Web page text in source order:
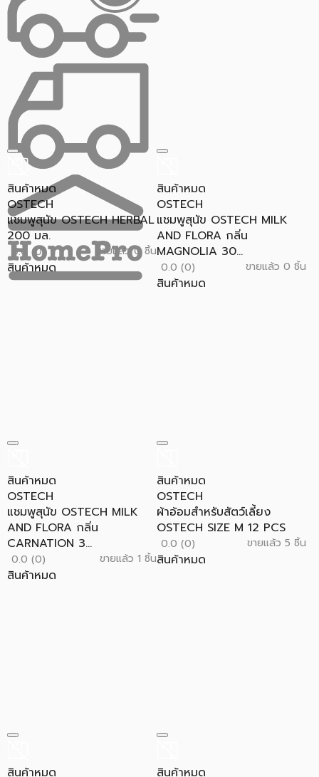
สินค้าหมด
OSTECH
แชมพูสุนัข OSTECH HERBAL
200 มล.
0.0 (0) ขายแล้ว 0 ชิ้น
สินค้าหมด
สินค้าหมด
OSTECH
แชมพูสุนัข OSTECH MILK
AND FLORA กลิ่น
MAGNOLIA 30...
0.0 (0) ขายแล้ว 0 ชิ้น
สินค้าหมด
สินค้าหมด
OSTECH
แชมพูสุนัข OSTECH MILK
AND FLORA กลิ่น
CARNATION 3...
0.0 (0) ขายแล้ว 1 ชิ้น
สินค้าหมด
สินค้าหมด
OSTECH
ผ้าอ้อมสำหรับสัตว์เลี้ยง
OSTECH SIZE M 12 PCS
0.0 (0) ขายแล้ว 5 ชิ้น
สินค้าหมด
สินค้าหมด สินค้าหมด